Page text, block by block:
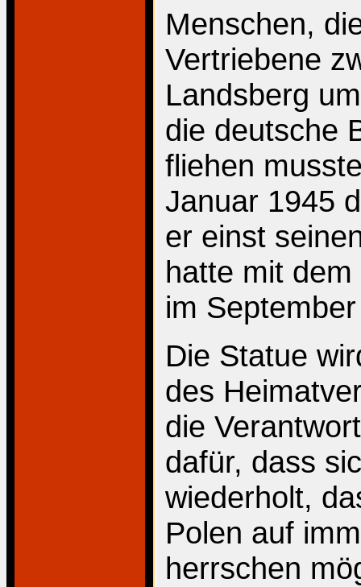
Menschen,
Vertriebene
Landsberg
die deutsche
fliehen
Januar 1945
er einst
hatte mit
im
Die Statue
des
die
dafür, dass
wiederholt,
Polen auf
herrschen